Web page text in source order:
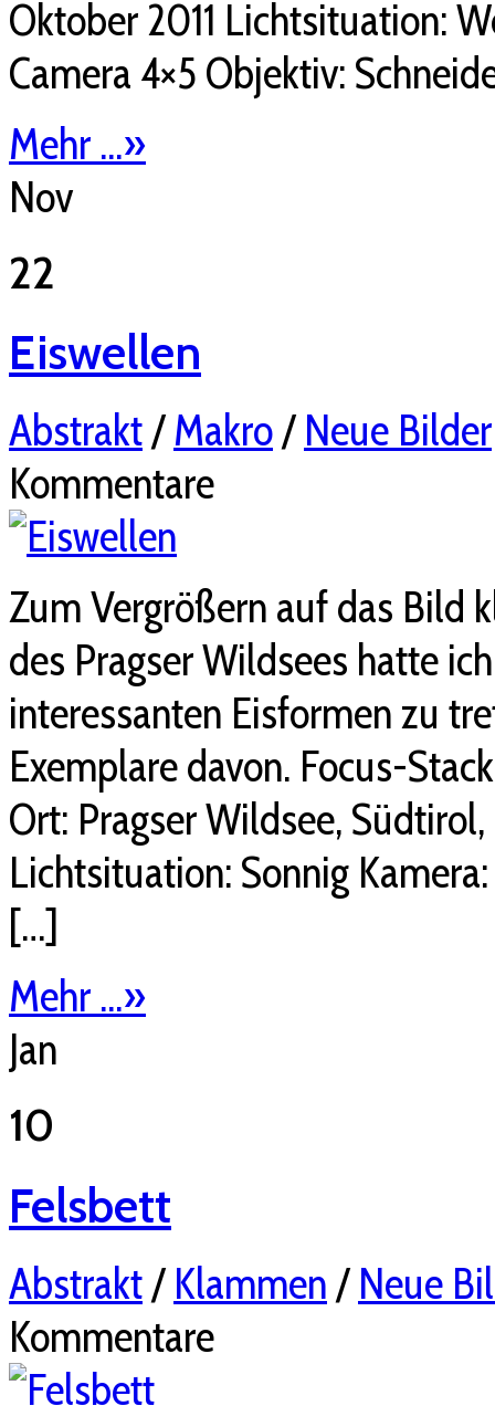
Oktober 2011 Lichtsituation:
Camera 4×5 Objektiv:
Mehr ...»
Nov
22
Eiswellen
Abstrakt/Makro/Neue Bilder
Kommentare
Zum Vergrößern auf das Bild
des Pragser Wildsees hatte
interessanten Eisformen zu
Exemplare davon. Focus-
Ort: Pragser Wildsee,
Lichtsituation: Sonnig
[…]
Mehr ...»
Jan
10
Felsbett
Abstrakt/Klammen /Neue
Kommentare